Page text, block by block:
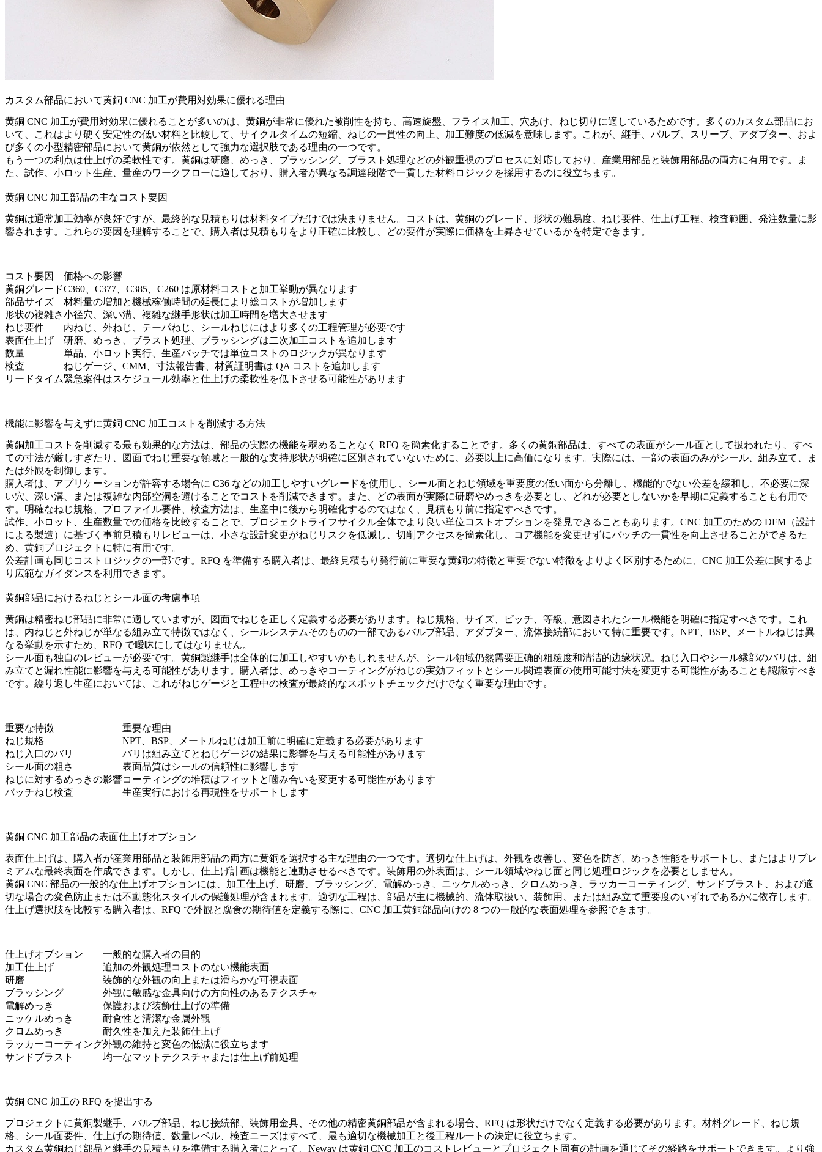
カスタム部品において黄銅 CNC 加工が費用対効果に優れる理由
黄銅 CNC 加工が費用対効果に優れることが多いのは、黄銅が非常に優れた被削性を持ち、高速旋盤、フライス加工、穴あけ、ねじ切りに適しているためです。多くのカスタム部品にお
いて、これはより硬く安定性の低い材料と比較して、サイクルタイムの短縮、ねじの一貫性の向上、加工難度の低減を意味します。これが、継手、バルブ、スリーブ、アダプター、およ
び多くの小型精密部品において黄銅が依然として強力な選択肢である理由の一つです。
もう一つの利点は仕上げの柔軟性です。黄銅は研磨、めっき、ブラッシング、ブラスト処理などの外観重視のプロセスに対応しており、産業用部品と装飾用部品の両方に有用です。ま
た、試作、 小ロット生産 量産のワークフローに適しており、購入者が異なる調達段階で一貫した材料ロジックを採用するのに役立ちます。
黄銅 CNC 加工部品の主なコスト要因
黄銅は通常加工効率が良好ですが、最終的な見積もりは材料タイプだけでは決まりません。コストは、黄銅のグレード、形状の難易度、ねじ要件、仕上げ工程、検査範囲、発注数量に影
響されます。これらの要因を理解することで、購入者は見積もりをより正確に比較し、どの要件が実際に価格を上昇させているかを特定できます。
コスト要因
価格への影響
黄銅グレードC360、C377、C385、C260 は原材料コストと加工挙動が異なります
部品サイズ
材料量の増加と機械稼働時間の延長により総コストが増加します
形状の複雑さ小径穴、深い溝、複雑な継手形状は加工時間を増大させます
ねじ要件
内ねじ、外ねじ、テーパねじ、シールねじにはより多くの工程管理が必要です
表面仕上げ
研磨、めっき、ブラスト処理、ブラッシングは二次加工コストを追加します
数量
単品、小ロット実行、生産バッチでは単位コストのロジックが異なります
検査
ねじゲージ、CMM、寸法報告書、材質証明書は QA コストを追加します
リードタイム緊急案件はスケジュール効率と仕上げの柔軟性を低下させる可能性があります
機能に影響を与えずに黄銅 CNC 加工コストを削減する方法
黄銅加工コストを削減する最も効果的な方法は、部品の実際の機能を弱めることなく RFQ を簡素化することです。多くの黄銅部品は、すべての表面がシール面として扱われたり、すべ
ての寸法が厳しすぎたり、図面でねじ重要な領域と一般的な支持形状が明確に区別されていないために、必要以上に高価になります。実際には、一部の表面のみがシール、組み立て、ま
たは外観を制御します。
購入者は、アプリケーションが許容する場合に C36 などの加工しやすいグレードを使用し、シール面とねじ領域を重要度の低い面から分離し、機能的でない公差を緩和し、不必要に深
い穴、深い溝、または複雑な内部空洞を避けることでコストを削減できます。また、どの表面が実際に研磨やめっきを必要とし、どれが必要としないかを早期に定義することも有用で
す。明確なねじ規格、プロファイル要件、検査方法は、生産中に後から明確化するのではなく、見積もり前に指定すべきです。
試作、小ロット、生産数量での価格を比較することで、プロジェクトライフサイクル全体でより良い単位コストオプションを発見できることもあります。 CNC 加工のための DFM（設計
による製造） に基づく事前見積もりレビューは、小さな設計変更がねじリスクを低減し、切削アクセスを簡素化し、コア機能を変更せずにバッチの一貫性を向上させることができるた
め、黄銅プロジェクトに特に有用です。
公差計画も同じコストロジックの一部です。RFQ を準備する購入者は、最終見積もり発行前に重要な黄銅の特徴と重要でない特徴をよりよく区別するために、 CNC 加工公差に関するよ
り広範なガイダンスを利用できます。
黄銅部品におけるねじとシール面の考慮事項
黄銅は精密ねじ部品に非常に適していますが、図面でねじを正しく定義する必要があります。ねじ規格、サイズ、ピッチ、等級、意図されたシール機能を明確に指定すべきです。これ
は、内ねじと外ねじが単なる組み立て特徴ではなく、シールシステムそのものの一部であるバルブ部品、アダプター、流体接続部において特に重要です。NPT、BSP、メートルねじは異
なる挙動を示すため、RFQ で曖昧にしてはなりません。
シール面も独自のレビューが必要です。黄銅製継手は全体的に加工しやすいかもしれませんが、シール領域仍然需要正确的粗糙度和清洁的边缘状况。ねじ入口やシール縁部のバリは、組
み立てと漏れ性能に影響を与える可能性があります。購入者は、めっきやコーティングがねじの実効フィットとシール関連表面の使用可能寸法を変更する可能性があることも認識すべき
です。繰り返し生産においては、これがねじゲージと工程中の検査が最終的なスポットチェックだけでなく重要な理由です。
重要な特徴
重要な理由
ねじ規格
NPT、BSP、メートルねじは加工前に明確に定義する必要があります
ねじ入口のバリ
バリは組み立てとねじゲージの結果に影響を与える可能性があります
シール面の粗さ
表面品質はシールの信頼性に影響します
ねじに対するめっきの影響コーティングの堆積はフィットと噛み合いを変更する可能性があります
バッチねじ検査
生産実行における再現性をサポートします
黄銅 CNC 加工部品の表面仕上げオプション
表面仕上げは、購入者が産業用部品と装飾用部品の両方に黄銅を選択する主な理由の一つです。適切な仕上げは、外観を改善し、変色を防ぎ、めっき性能をサポートし、またはよりプレ
ミアムな最終表面を作成できます。しかし、仕上げ計画は機能と連動させるべきです。装飾用の外表面は、シール領域やねじ面と同じ処理ロジックを必要としません。
黄銅 CNC 部品の一般的な仕上げオプションには、加工仕上げ、研磨、ブラッシング、電解めっき、ニッケルめっき、クロムめっき、ラッカーコーティング、サンドブラスト、および適
切な場合の変色防止または不動態化スタイルの保護処理が含まれます。適切な工程は、部品が主に機械的、流体取扱い、装飾用、または組み立て重要度のいずれであるかに依存します。
仕上げ選択肢を比較する購入者は、RFQ で外観と腐食の期待値を定義する際に、 CNC 加工黄銅部品向けの 8 つの一般的な表面処理を参照できます。
仕上げオプション
一般的な購入者の目的
加工仕上げ
追加の外観処理コストのない機能表面
研磨
装飾的な外観の向上または滑らかな可視表面
ブラッシング
外観に敏感な金具向けの方向性のあるテクスチャ
電解めっき
保護および装飾仕上げの準備
ニッケルめっき
耐食性と清潔な金属外観
クロムめっき
耐久性を加えた装飾仕上げ
ラッカーコーティング外観の維持と変色の低減に役立ちます
サンドブラスト
均一なマットテクスチャまたは仕上げ前処理
黄銅 CNC 加工の RFQ を提出する
プロジェクトに黄銅製継手、バルブ部品、ねじ接続部、装飾用金具、その他の精密黄銅部品が含まれる場合、RFQ は形状だけでなく定義する必要があります。材料グレード、ねじ規
格、シール面要件、仕上げの期待値、数量レベル、検査ニーズはすべて、最も適切な機械加工と後工程ルートの決定に役立ちます。
カスタム黄銅ねじ部品と継手の見積もりを準備する購入者にとって、Neway は黄銅 CNC 加工のコスト レビューとプロジェクト固有の計画を通じてその経路をサポートできます。より強